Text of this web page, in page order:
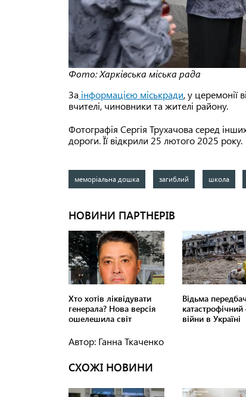
Фото: Харківська міська рада
За інформацією міськради, у церемонії
вчителі, чиновники та жителі району.
Фотографія Сергія Трухачова серед
дороги. Її відкрили 25 лютого 2025 року.
меморіальна дошка загиблий школа
Автор: Ганна Ткаченко
СХОЖІ НОВИНИ